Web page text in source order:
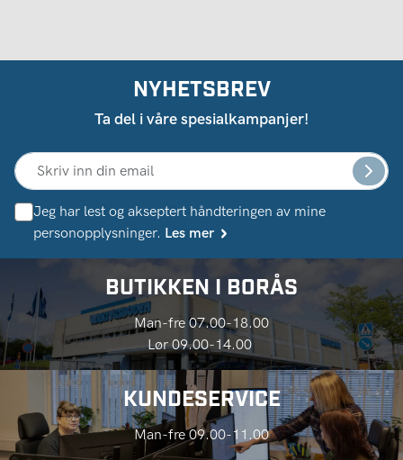
NYHETSBREV
Ta del i våre spesialkampanjer!
Jeg har lest og akseptert håndteringen av mine
personopplysninger. Les mer
BUTIKKEN I BORÅS
Man-fre 07.00-18.00
Lør 09.00-14.00
KUNDESERVICE
Man-fre 09.00-11.00